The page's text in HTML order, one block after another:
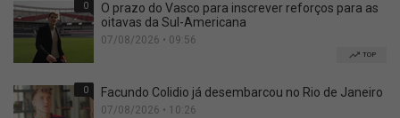
0
O prazo do Vasco para inscrever reforços para as
oitavas da Sul-Americana
07/08/2026 • 09:56
TOP
0 Facundo Colidio já desembarcou no Rio de Janeiro
07/08/2026 • 10:26